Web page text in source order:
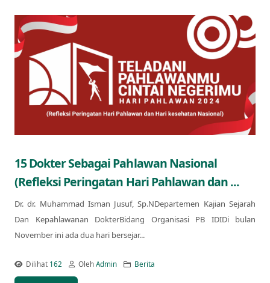
15 Dokter Sebagai Pahlawan Nasional
(Refleksi Peringatan Hari Pahlawan dan ...
Dr. dr. Muhammad Isman Jusuf, Sp.NDepartemen Kajian Sejarah
Dan Kepahlawanan DokterBidang Organisasi PB IDIDi bulan
November ini ada dua hari bersejar...
Dilihat 162 OlehAdmin Berita